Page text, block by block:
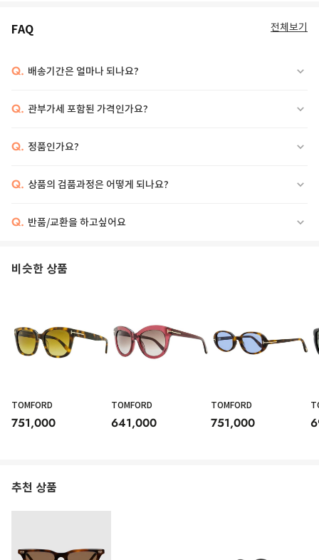
FAQ 전체보기
Q. 배송기간은 얼마나 되나요?
Q. 관부가세 포함된 가격인가요?
Q. 정품인가요?
Q. 상품의 검품과정은 어떻게 되나요?
Q. 반품/교환을 하고싶어요
비슷한 상품
TOMFORD
751,000
TOMFORD
641,000
TOMFORD
751,000
추천 상품